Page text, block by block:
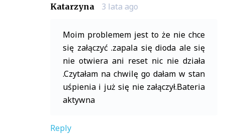
Katarzyna 3 lata ago
Moim problemem jest to że nie chce
się załączyć .zapala się dioda ale się
nie otwiera ani reset nic nie działa
.Czytałam na chwilę go dałam w stan
uśpienia i już się nie załączył.Bateria
aktywna
Reply